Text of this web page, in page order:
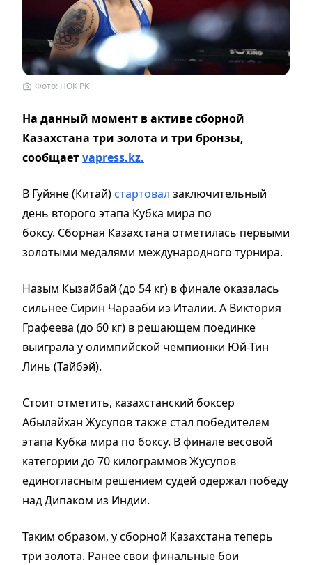
Фото: НОК РК
На данный момент в активе сборной
Казахстана три золота и три бронзы,
сообщаетvapress.kz.
В Гуйяне (Китай) стартовал заключительный
день второго этапа Кубка мира по
боксу. Сборная Казахстана отметилась первыми
золотыми медалями международного турнира.
Назым Кызайбай (до 54 кг) в финале оказалась
сильнее Сирин Чарааби из Италии. А Виктория
Графеева (до 60 кг) в решающем поединке
выиграла у олимпийской чемпионки Юй-Тин
Линь (Тайбэй).
Стоит отметить, казахстанский боксер
Абылайхан Жусупов также стал победителем
этапа Кубка мира по боксу. В финале весовой
категории до 70 килограммов Жусупов
единогласным решением судей одержал победу
над Дипаком из Индии.
Таким образом, у сборной Казахстана теперь
три золота. Ранее свои финальные бои